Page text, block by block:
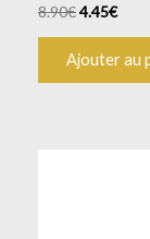
8.90€4.45€
Ajouter au